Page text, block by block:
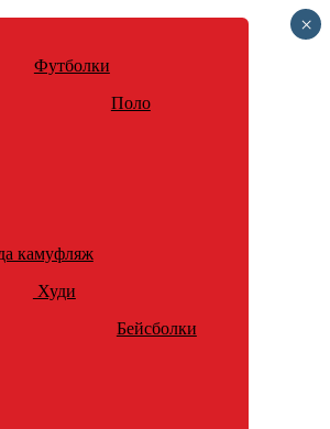
Футболки
Поло
камуфляж
Худи
Бейсболки
×